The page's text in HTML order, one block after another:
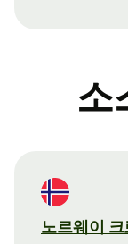
소
노르웨이 크